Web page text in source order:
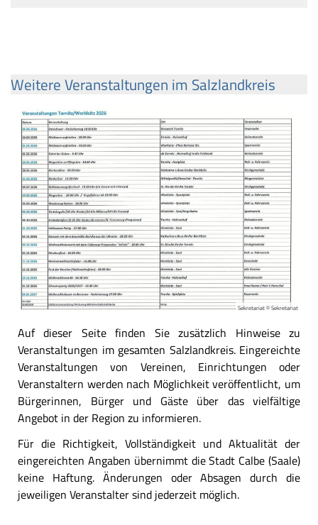
Weitere Veranstaltungen im Salzlandkreis
Sekretariat © Sekretariat
Auf dieser Seite finden Sie zusätzlich Hinweise zu
Veranstaltungen im gesamten Salzlandkreis. Eingereichte
Veranstaltungen von Vereinen, Einrichtungen oder
Veranstaltern werden nach Möglichkeit veröffentlicht, um
Bürgerinnen, Bürger und Gäste über das vielfältige
Angebot in der Region zu informieren.
Für die Richtigkeit, Vollständigkeit und Aktualität der
eingereichten Angaben übernimmt die Stadt Calbe (Saale)
keine Haftung. Änderungen oder Absagen durch die
jeweiligen Veranstalter sind jederzeit möglich.